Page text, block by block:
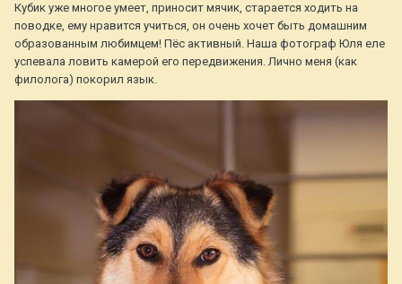
Кубик уже многое умеет, приносит мячик, старается ходить на
поводке, ему нравится учиться, он очень хочет быть домашним
образованным любимцем! Пёс активный. Наша фотограф Юля еле
успевала ловить камерой его передвижения. Лично меня (как
филолога) покорил язык.